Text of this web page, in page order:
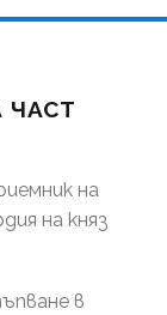
ЧАСТ
на
на княз
в